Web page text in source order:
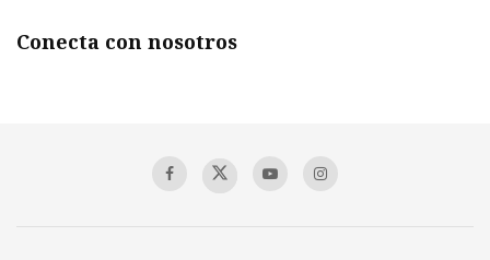
Conecta con nosotros